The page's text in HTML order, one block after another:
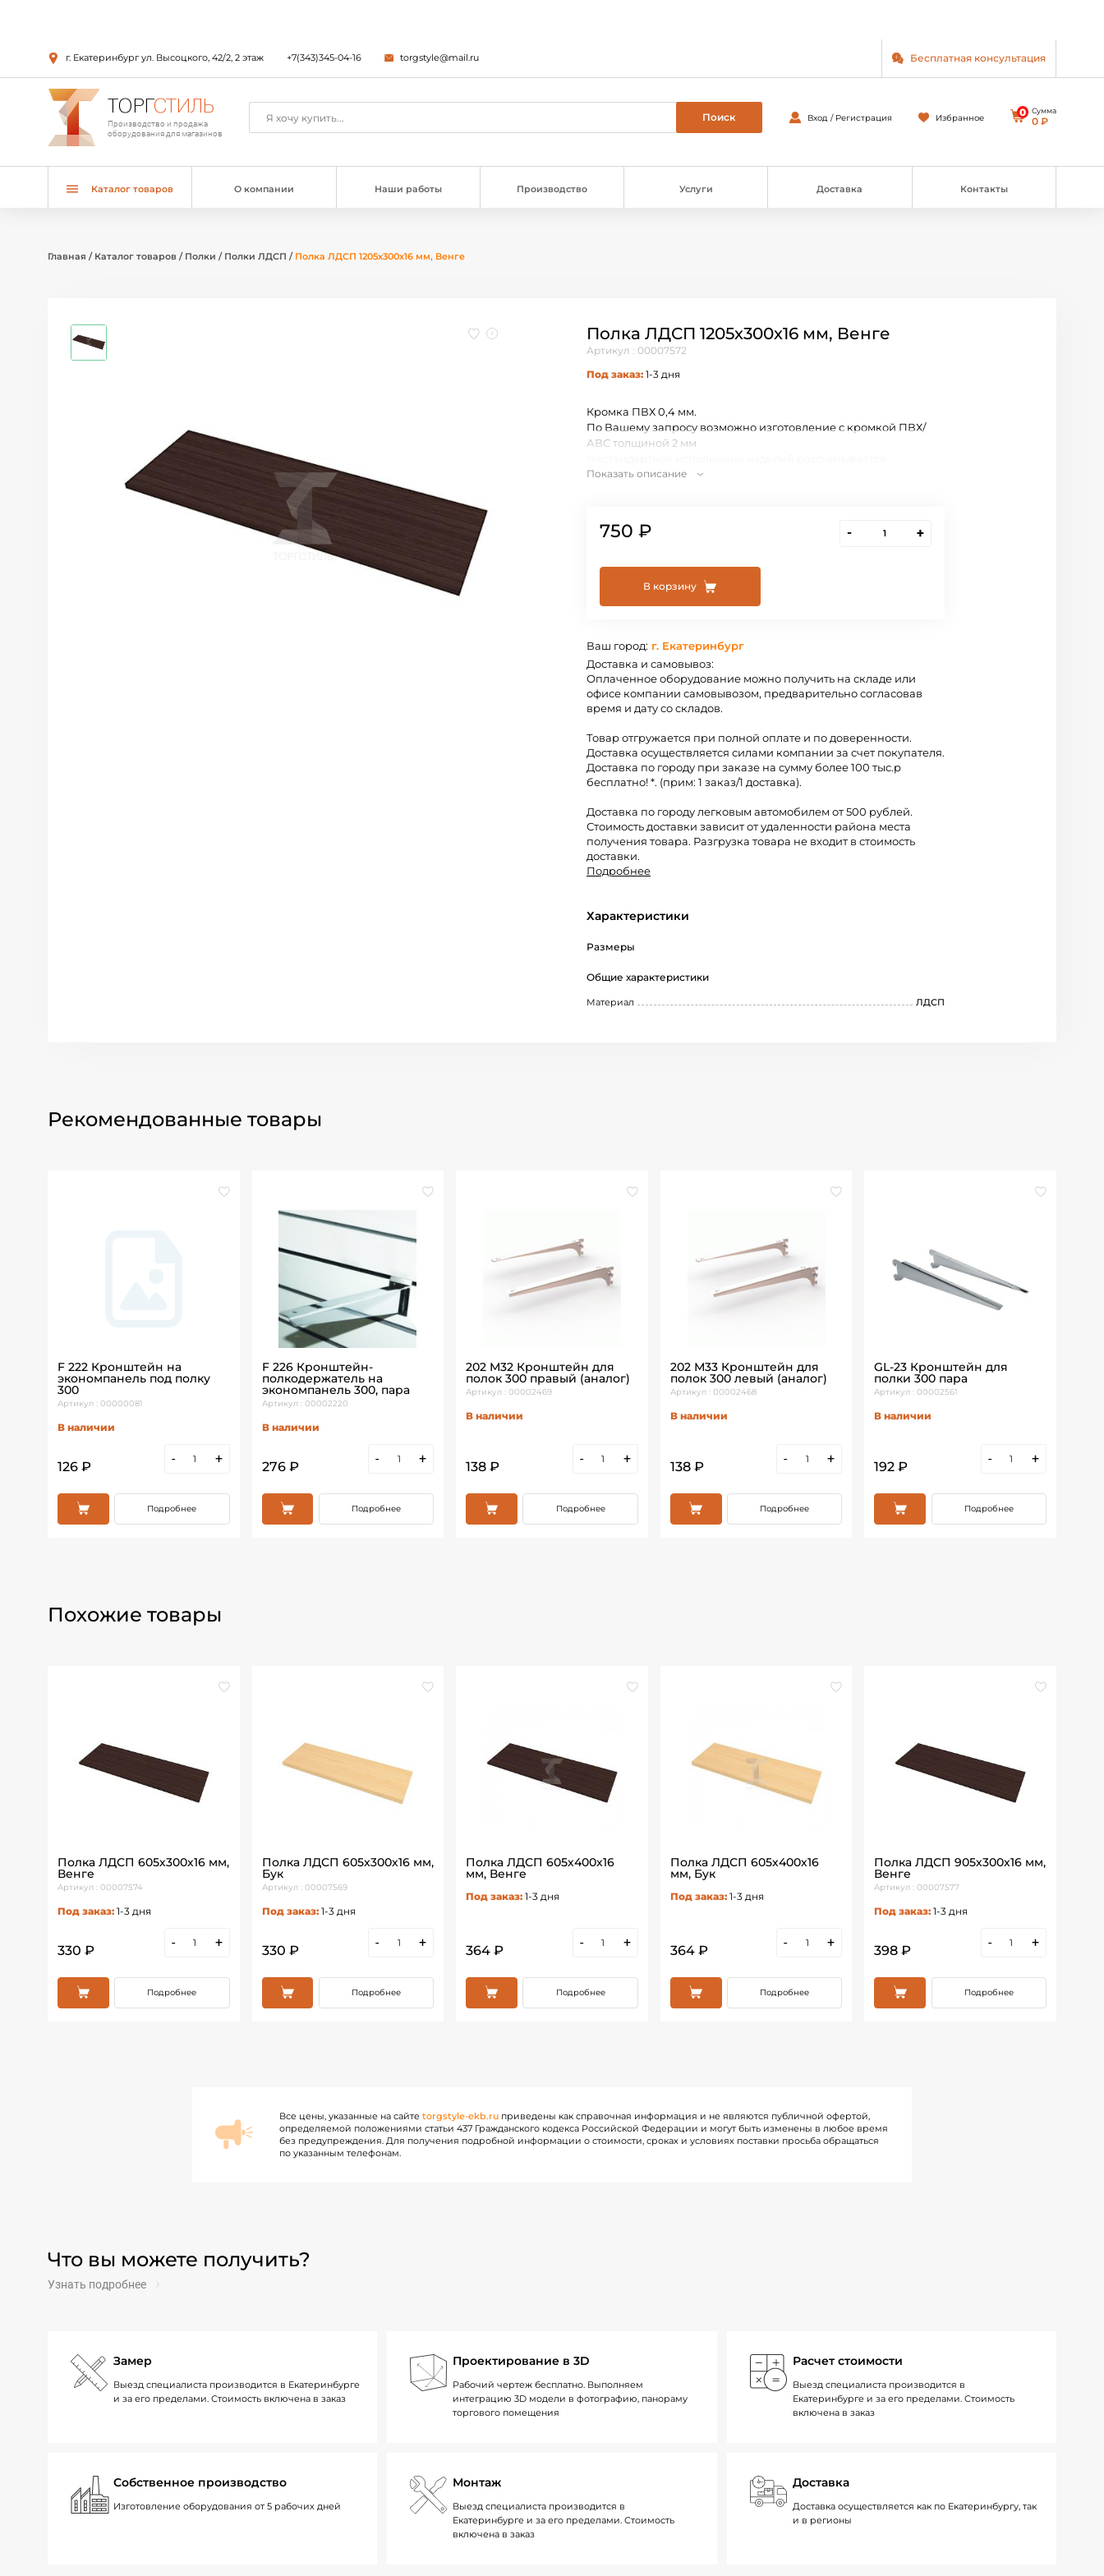
г. Екатеринбург ул. Высоцкого, 42/2, 2 этаж +7(343)345-04-16 torgstyle@mail.ru Бесплатная консультация
ТОРГСТИЛЬ
Производство и продажа
оборудования для магазинов
Вход / Регистрация Избранное 0 Сумма
0 ₽
Каталог товаров О компании Наши работы Производство Услуги Доставка Контакты
Главная / Каталог товаров / Полки / Полки ЛДСП / Полка ЛДСП 1205х300х16 мм, Венге
Полка ЛДСП 1205х300х16 мм, Венге
Артикул : 00007572
Под заказ: 1-3 дня
Кромка ПВХ 0,4 мм.
По Вашему запросу возможно изготовление с кромкой ПВХ/
АВС толщиной 2 мм
индивидуально.
Показать описание
750 ₽ - +
В корзину
Ваш город: г. Екатеринбург
Доставка и самовывоз:
Оплаченное оборудование можно получить на складе или
офисе компании самовывозом, предварительно согласовав
время и дату со складов.
Товар отгружается при полной оплате и по доверенности.
Доставка осуществляется силами компании за счет покупателя.
Доставка по городу при заказе на сумму более 100 тыс.р
бесплатно! *. (прим: 1 заказ/1 доставка).
Доставка по городу легковым автомобилем от 500 рублей.
Стоимость доставки зависит от удаленности района места
получения товара. Разгрузка товара не входит в стоимость
доставки.
Подробнее
Характеристики
Размеры
Общие характеристики
Материал ЛДСП
Рекомендованные товары
F 222 Кронштейн на
экономпанель под полку
300
Артикул : 00000081
В наличии
126 ₽
- +
Подробнее
F 226 Кронштейн-
полкодержатель на
экономпанель 300, пара
Артикул : 00002220
В наличии
276 ₽
- +
Подробнее
202 М32 Кронштейн для
полок 300 правый (аналог)
Артикул : 00002469
В наличии
138 ₽
- +
Подробнее
202 М33 Кронштейн для
полок 300 левый (аналог)
Артикул : 00002468
В наличии
138 ₽
- +
Подробнее
GL-23 Кронштейн для
полки 300 пара
Артикул : 00002561
В наличии
192 ₽
- +
Подробнее
Похожие товары
Полка ЛДСП 605х300х16 мм,
Венге
Артикул : 00007574
Под заказ: 1-3 дня
330 ₽
- +
Подробнее
Полка ЛДСП 605х300х16 мм,
Бук
Артикул : 00007569
Под заказ: 1-3 дня
330 ₽
- +
Подробнее
Полка ЛДСП 605х400х16
мм, Венге
Под заказ: 1-3 дня
364 ₽
- +
Подробнее
Полка ЛДСП 605х400х16
мм, Бук
Под заказ: 1-3 дня
364 ₽
- +
Подробнее
Полка ЛДСП 905х300х16 мм,
Венге
Артикул : 00007577
Под заказ: 1-3 дня
398 ₽
- +
Подробнее
Все цены, указанные на сайте torgstyle-ekb.ru приведены как справочная информация и не являются публичной офертой,
определяемой положениями статьи 437 Гражданского кодекса Российской Федерации и могут быть изменены в любое время
без предупреждения. Для получения подробной информации о стоимости, сроках и условиях поставки просьба обращаться
по указанным телефонам.
Что вы можете получить?
Узнать подробнее
Замер
Выезд специалиста производится в Екатеринбурге
и за его пределами. Стоимость включена в заказ
Проектирование в 3D
Рабочий чертеж бесплатно. Выполняем
интеграцию 3D модели в фотографию, панораму
торгового помещения
Расчет стоимости
Выезд специалиста производится в
Екатеринбурге и за его пределами. Стоимость
включена в заказ
Собственное производство
Изготовление оборудования от 5 рабочих дней
Монтаж
Выезд специалиста производится в
Екатеринбурге и за его пределами. Стоимость
включена в заказ
Доставка
Доставка осуществляется как по Екатеринбургу, так
и в регионы